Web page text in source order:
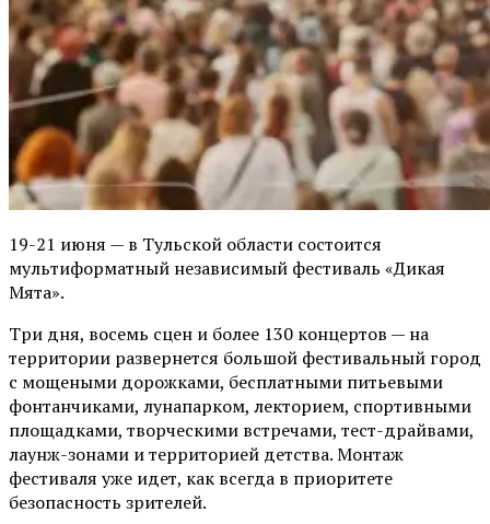
19-21 июня — в Тульской области состоится
мультиформатный независимый фестиваль «Дикая
Мята».
Три дня, восемь сцен и более 130 концертов — на
территории развернется большой фестивальный город
с мощеными дорожками, бесплатными питьевыми
фонтанчиками, лунапарком, лекторием, спортивными
площадками, творческими встречами, тест-драйвами,
лаунж-зонами и территорией детства. Монтаж
фестиваля уже идет, как всегда в приоритете
безопасность зрителей.